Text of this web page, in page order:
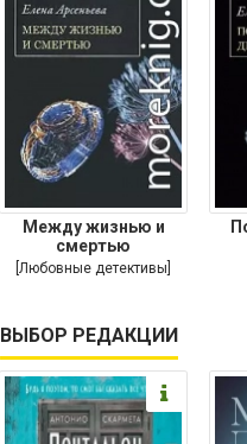
Между жизнью и
смертью
[Любовные детективы]
ВЫБОР РЕДАКЦИИ